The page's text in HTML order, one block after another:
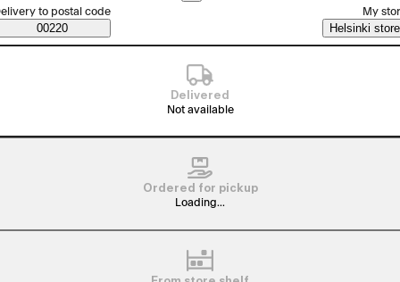
Saatavuustiedot
order method
to postal code
00220
My
Helsinki store
Delivered
Not available
Ordered for pickup
Loading...